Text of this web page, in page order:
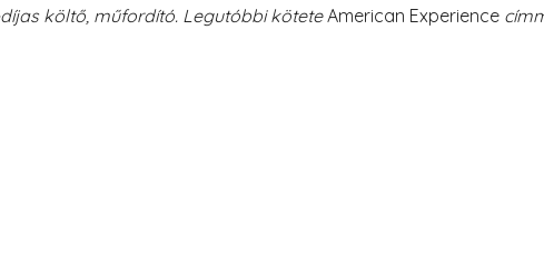
költő, műfordító. Legutóbbi köteteAmerican Experience